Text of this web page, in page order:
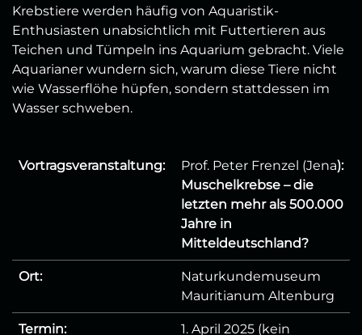
Krebstiere werden häufig von Aquaristik-
Enthusiasten unabsichtlich mit Futtertieren aus
Teichen und Tümpeln ins Aquarium gebracht. Viele
Aquarianer wundern sich, warum diese Tiere nicht
wie Wasserflöhe hüpfen, sondern stattdessen im
Wasser schweben.
Vortragsveranstaltung: Prof. Peter Frenzel (Jena):
Muschelkrebse – die
letzten mehr als 500.000
Jahre in
Mitteldeutschland?
Ort:
Naturkundemuseum
Mauritianum Altenburg
Termin:
1. April 2025 (kein